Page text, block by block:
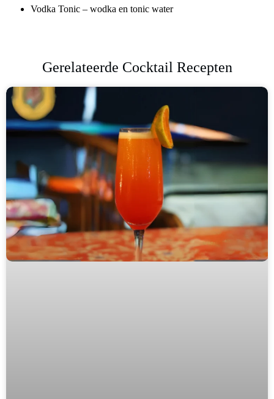
Vodka Tonic – wodka en tonic water
Gerelateerde Cocktail Recepten